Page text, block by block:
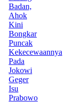
Badan,
Ahok
Kini
Bongkar
Puncak
Kekecewaannya
Pada
Jokowi
Geger
Isu
Prabowo